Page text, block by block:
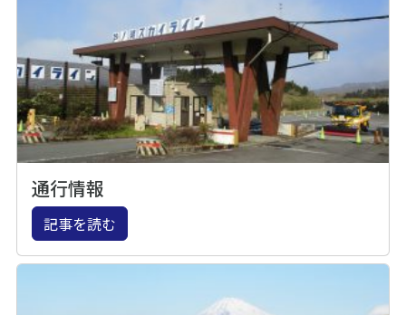
通行情報
記事を読む